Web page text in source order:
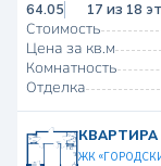
64.05
17 из 18
Стоимость
Цена за кв.м
Комнатность
Отделка
ЖК